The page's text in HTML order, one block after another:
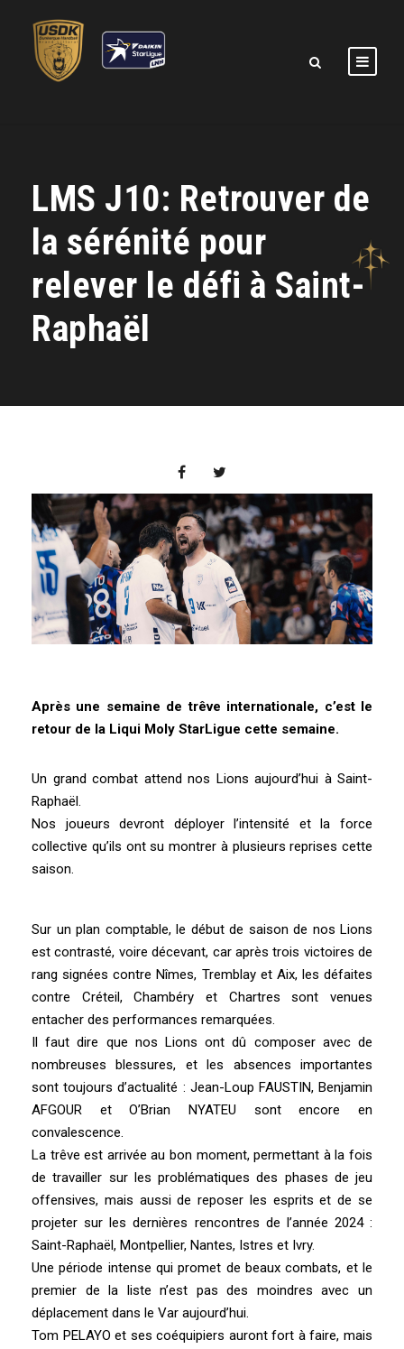
LMS J10: Retrouver de
la sérénité pour
relever le défi à Saint-
Raphaël
Après une semaine de trêve internationale, c’est le
retour de la Liqui Moly StarLigue cette semaine.
Un grand combat attend nos Lions aujourd’hui à Saint-
Raphaël.
Nos joueurs devront déployer l’intensité et la force
collective qu’ils ont su montrer à plusieurs reprises cette
saison.
Sur un plan comptable, le début de saison de nos Lions
est contrasté, voire décevant, car après trois victoires de
rang signées contre Nîmes, Tremblay et Aix, les défaites
contre Créteil, Chambéry et Chartres sont venues
entacher des performances remarquées.
Il faut dire que nos Lions ont dû composer avec de
nombreuses blessures, et les absences importantes
sont toujours d’actualité : Jean-Loup FAUSTIN, Benjamin
AFGOUR et O’Brian NYATEU sont encore en
convalescence.
La trêve est arrivée au bon moment, permettant à la fois
de travailler sur les problématiques des phases de jeu
offensives, mais aussi de reposer les esprits et de se
projeter sur les dernières rencontres de l’année 2024 :
Saint-Raphaël, Montpellier, Nantes, Istres et Ivry.
Une période intense qui promet de beaux combats, et le
premier de la liste n’est pas des moindres avec un
déplacement dans le Var aujourd’hui.
Tom PELAYO et ses coéquipiers auront fort à faire, mais